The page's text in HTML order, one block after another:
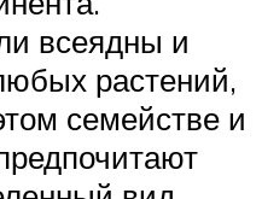
всеядны и
растений,
семействе и